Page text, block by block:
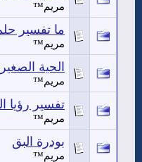
مريم™
ما تفسير
مريم™
الحية
مريم™
تفسير رؤيا
مريم™
بودرة البق
مريم™